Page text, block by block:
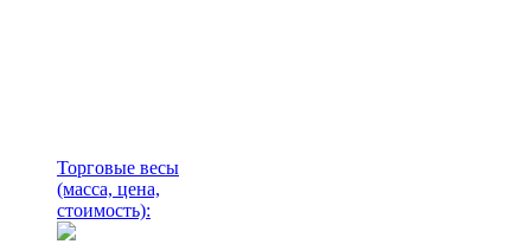
Торговые весы
(масса, цена,
стоимость):